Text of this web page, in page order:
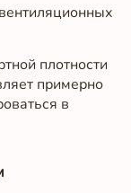
плотности
примерно
в